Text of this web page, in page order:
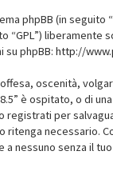
phpBB (in
“GPL”) liberamente
su phpBB:http://
oscenità,
è ospitato, o di
registrati per
ritenga necessario.
a nessuno senza il